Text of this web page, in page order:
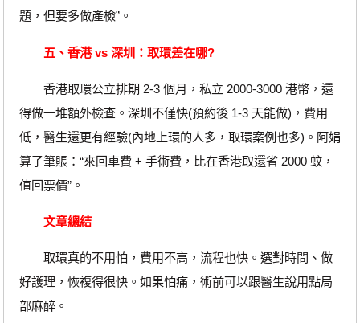
題，但要多做產檢”。
五、香港 vs 深圳：取環差在哪?
香港取環公立排期 2-3 個月，私立 2000-3000 港幣，還
得做一堆額外檢查。深圳不僅快(預約後 1-3 天能做)，費用
低，醫生還更有經驗(內地上環的人多，取環案例也多)。阿娟
算了筆賬：“來回車費 + 手術費，比在香港取還省 2000 蚊，
值回票價”。
文章總結
取環真的不用怕，費用不高，流程也快。選對時間、做
好護理，恢複得很快。如果怕痛，術前可以跟醫生說用點局
部麻醉。